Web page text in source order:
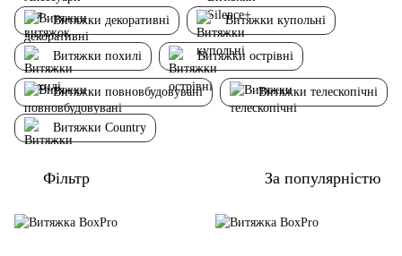
Витяжки декоративні Витяжки купольні
Витяжки похилі Витяжки острівні
Витяжки повновбудовувані Витяжки телескопічні
Витяжки Country
Фільтр За популярністю